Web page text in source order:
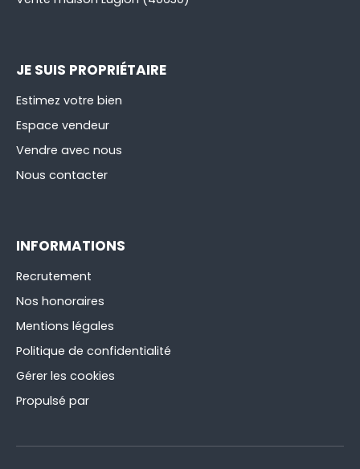
JE SUIS PROPRIÉTAIRE
Estimez votre bien
Espace vendeur
Vendre avec nous
Nous contacter
INFORMATIONS
Recrutement
Nos honoraires
Mentions légales
Politique de confidentialité
Gérer les cookies
Propulsé par